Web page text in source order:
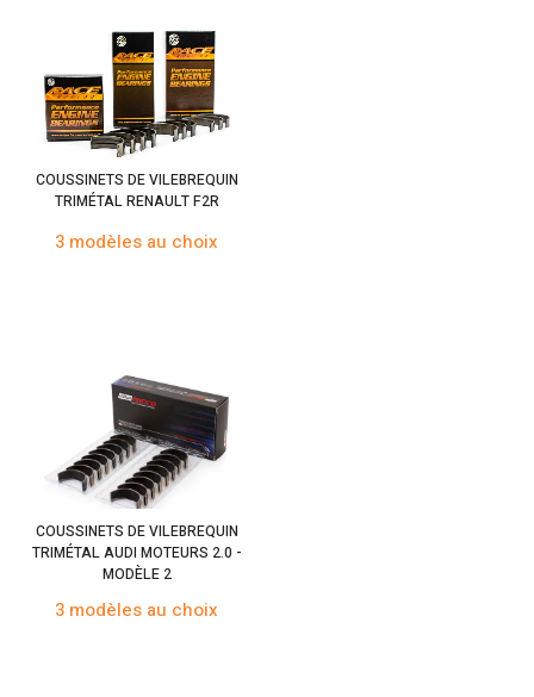
COUSSINETS DE VILEBREQUIN
TRIMÉTAL RENAULT F2R
3 modèles au choix
COUSSINETS DE VILEBREQUIN
TRIMÉTAL AUDI MOTEURS 2.0 -
MODÈLE 2
3 modèles au choix